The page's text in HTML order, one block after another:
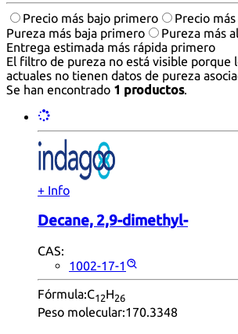
Precio más bajo primero
Precio
Pureza más baja primero
Pureza más
Entrega estimada más rápida primero
El filtro de pureza no está visible porque
actuales no tienen datos de pureza
Se han encontrado 1 productos.
+ Info
Decane, 2,9-dimethyl-
CAS:
1002-17-1
Fórmula:C12H26
Peso molecular:170.3348